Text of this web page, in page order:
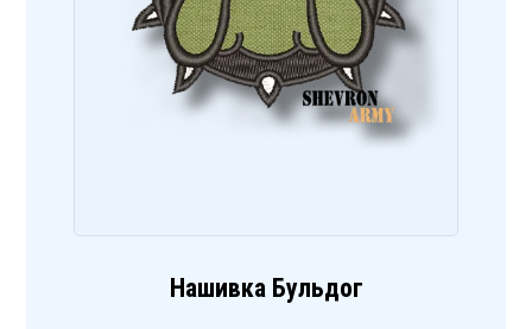
Нашивка Бульдог